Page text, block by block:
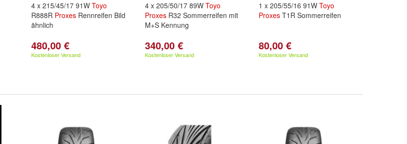
4 x 215/45/17 91W Toyo
R888R Proxes Rennreifen Bild
ähnlich
480,00 €
Kostenloser Versand
4 x 205/50/17 89W Toyo
Proxes R32 Sommerreifen mit
M+S Kennung
340,00 €
Kostenloser Versand
1 x 205/55/16 91W Toyo
Proxes T1R Sommerreifen
80,00 €
Kostenloser Versand